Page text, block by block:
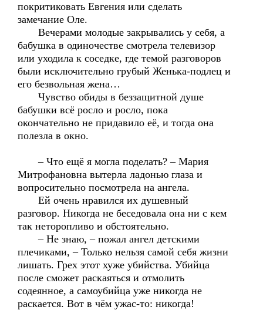
покритиковать Евгения или сделать
замечание Оле.
Вечерами молодые закрывались у себя, а
бабушка в одиночестве смотрела телевизор
или уходила к соседке, где темой разговоров
были исключительно грубый Женька-подлец и
его безвольная жена…
Чувство обиды в беззащитной душе
бабушки всё росло и росло, пока
окончательно не придавило её, и тогда она
полезла в окно.
– Что ещё я могла поделать? – Мария
Митрофановна вытерла ладонью глаза и
вопросительно посмотрела на ангела.
Ей очень нравился их душевный
разговор. Никогда не беседовала она ни с кем
так неторопливо и обстоятельно.
– Не знаю, – пожал ангел детскими
плечиками, – Только нельзя самой себя жизни
лишать. Грех этот хуже убийства. Убийца
после сможет раскаяться и отмолить
содеянное, а самоубийца уже никогда не
раскается. Вот в чём ужас-то: никогда!